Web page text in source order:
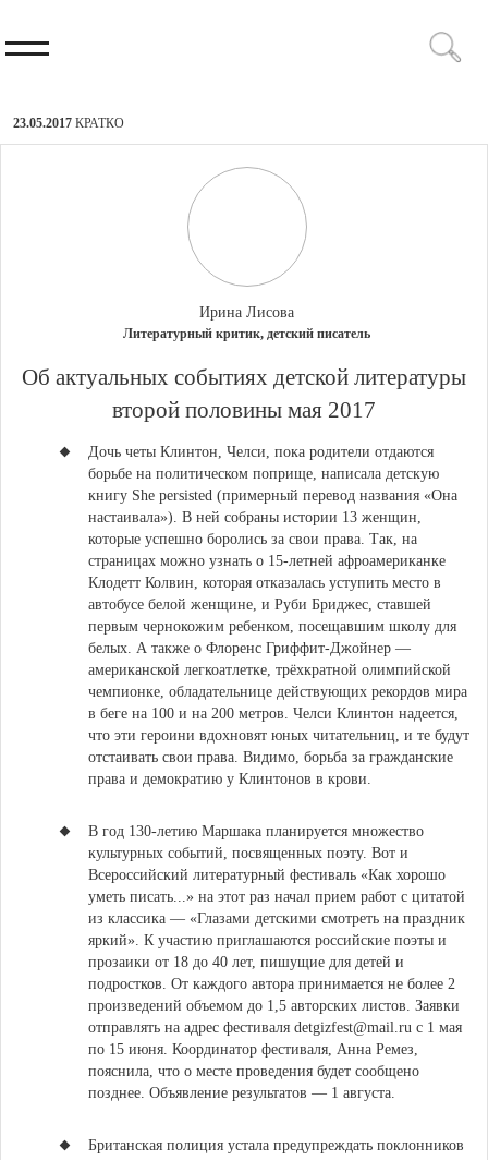
23.05.2017 КРАТКО
Ирина Лисова
Литературный критик, детский писатель
​Об актуальных событиях детской литературы
второй половины мая 2017
Дочь четы Клинтон, Челси, пока родители отдаются
борьбе на политическом поприще, написала детскую
книгу She persisted (примерный перевод названия «Она
настаивала»). В ней собраны истории 13 женщин,
которые успешно боролись за свои права. Так, на
страницах можно узнать о 15-летней афроамериканке
Клодетт Колвин, которая отказалась уступить место в
автобусе белой женщине, и Руби Бриджес, ставшей
первым чернокожим ребенком, посещавшим школу для
белых. А также о Флоренс Гриффит-Джойнер —
американской легкоатлетке, трёхкратной олимпийской
чемпионке, обладательнице действующих рекордов мира
в беге на 100 и на 200 метров. Челси Клинтон надеется,
что эти героини вдохновят юных читательниц, и те будут
отстаивать свои права. Видимо, борьба за гражданские
права и демократию у Клинтонов в крови.
В год 130-летию Маршака планируется множество
культурных событий, посвященных поэту. Вот и
Всероссийский литературный фестиваль «Как хорошо
уметь писать...» на этот раз начал прием работ с цитатой
из классика — «Глазами детскими смотреть на праздник
яркий». К участию приглашаются российские поэты и
прозаики от 18 до 40 лет, пишущие для детей и
подростков. От каждого автора принимается не более 2
произведений объемом до 1,5 авторских листов. Заявки
отправлять на адрес фестиваля detgizfest@mail.ru c 1 мая
по 15 июня. Координатор фестиваля, Анна Ремез,
пояснила, что о месте проведения будет сообщено
позднее. Объявление результатов — 1 августа.
Британская полиция устала предупреждать поклонников